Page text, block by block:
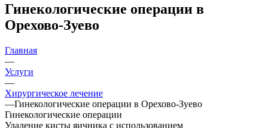
Гинекологические операции в
Орехово-Зуево
Главная
—
Услуги
—
Хирургическое лечение
—Гинекологические операции в Орехово-Зуево
Гинекологические операции
Удаление кисты яичника с использованием